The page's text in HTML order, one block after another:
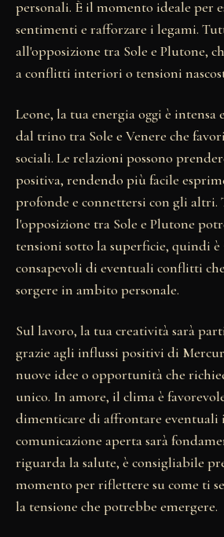
personali. È il momento ideale per
sentimenti e rafforzare i legami.
all'opposizione tra Sole e Plutone,
a conflitti interiori o tensioni
Leone, la tua energia oggi è intensa
dal trino tra Sole e Venere che
sociali. Le relazioni possono
positiva, rendendo più facile
profonde e connettersi con gli altri.
l'opposizione tra Sole e Plutone
tensioni sotto la superficie, quindi è
consapevoli di eventuali conflitti
sorgere in ambito personale.
Sul lavoro, la tua creatività sarà
grazie agli influssi positivi di
nuove idee o opportunità che
unico. In amore, il clima è
dimenticare di affrontare eventuali
comunicazione aperta sarà
riguarda la salute, è consigliabile
momento per riflettere su come ti
la tensione che potrebbe emergere.